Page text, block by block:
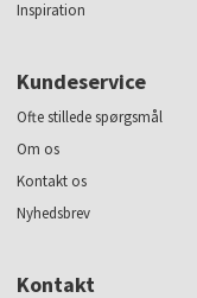
Inspiration
Kundeservice
Ofte stillede spørgsmål
Om os
Kontakt os
Nyhedsbrev
Kontakt